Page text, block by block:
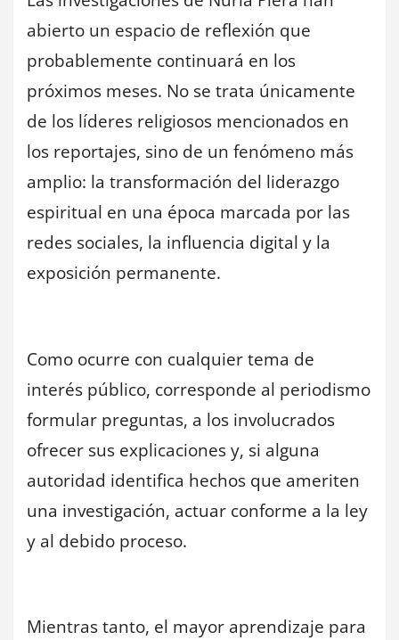
abierto un espacio de reflexión que
probablemente continuará en los
próximos meses. No se trata únicamente
de los líderes religiosos mencionados en
los reportajes, sino de un fenómeno más
amplio: la transformación del liderazgo
espiritual en una época marcada por las
redes sociales, la influencia digital y la
exposición permanente.
Como ocurre con cualquier tema de
interés público, corresponde al periodismo
formular preguntas, a los involucrados
ofrecer sus explicaciones y, si alguna
autoridad identifica hechos que ameriten
una investigación, actuar conforme a la ley
y al debido proceso.
Mientras tanto, el mayor aprendizaje para